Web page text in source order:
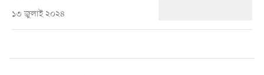
১৩ জুলাই ২০২৪